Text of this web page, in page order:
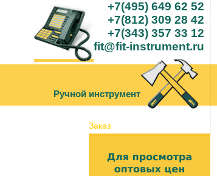
+7(495) 649 62 52
+7(812) 309 28 42
+7(343) 357 33 12
fit@fit-instrument.ru
Ручной инструмент
Заказ